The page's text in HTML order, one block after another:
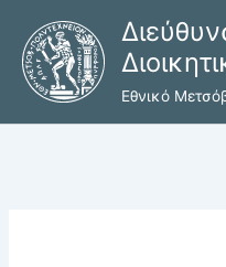
περιεχόμενο
Εθνικό